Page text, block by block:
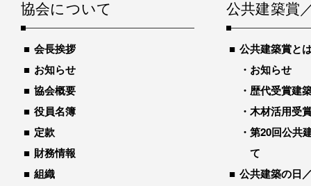
協会について
会長挨拶
お知らせ
協会概要
役員名簿
定款
財務情報
組織
公共建築賞
公共建築賞と
お知らせ
歴代受賞建
木材活用受
第20回公共
て
公共建築の日